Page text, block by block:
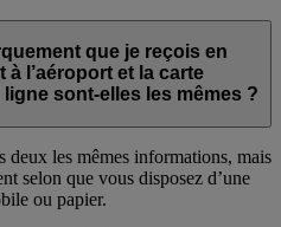
que je reçois en
à l’aéroport et la carte
ligne sont-elles les mêmes ?
deux les mêmes informations, mais
selon que vous disposez d’une
ou papier.